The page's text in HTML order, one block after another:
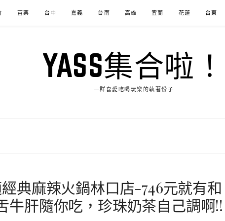
苗栗 台中 嘉義 台南 高雄 宜蘭 花蓮 台東
YASS集合啦！
一群喜愛吃喝玩樂的執著份子
典麻辣火鍋林口店-746元就有和
牛肝隨你吃，珍珠奶茶自己調啊!!